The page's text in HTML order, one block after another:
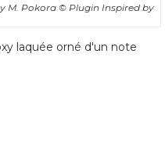
M. Pokora © Plugin Inspired by
laquée orné d'un note